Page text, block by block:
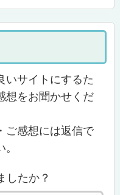
いサイトにするた
想をお聞かせくだ
ご感想には返信で
したか？